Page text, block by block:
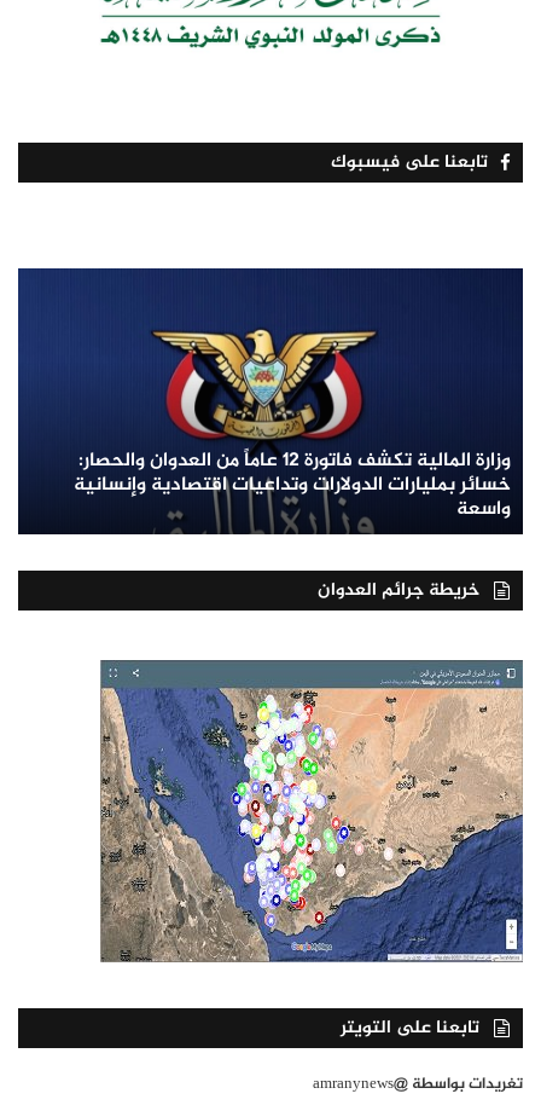
تابعنا على فيسبوك
وزارة المالية تكشف فاتورة 12 عاماً من العدوان والحصار:
خسائر بمليارات الدولارات وتداعيات اقتصادية وإنسانية
واسعة
خريطة جرائم العدوان
تابعنا على التويتر
تغريدات بواسطة @amranynews